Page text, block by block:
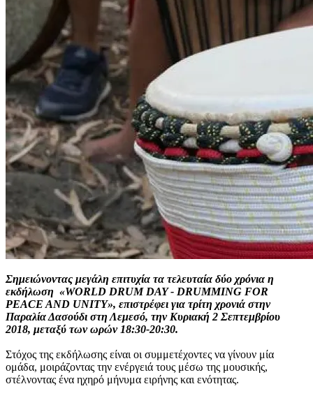
Σημειώνοντας μεγάλη επιτυχία τα τελευταία δύο χρόνια η
εκδήλωση «WORLD DRUM DAY - DRUMMING FOR
PEACE AND UNITY», επιστρέφει για τρίτη χρονιά στην
Παραλία Δασούδι στη Λεμεσό, την Κυριακή 2 Σεπτεμβρίου
2018, μεταξύ των ωρών 18:30-20:30.
Στόχος της εκδήλωσης είναι οι συμμετέχοντες να γίνουν μία
ομάδα, μοιράζοντας την ενέργειά τους μέσω της μουσικής,
στέλνοντας ένα ηχηρό μήνυμα ειρήνης και ενότητας.